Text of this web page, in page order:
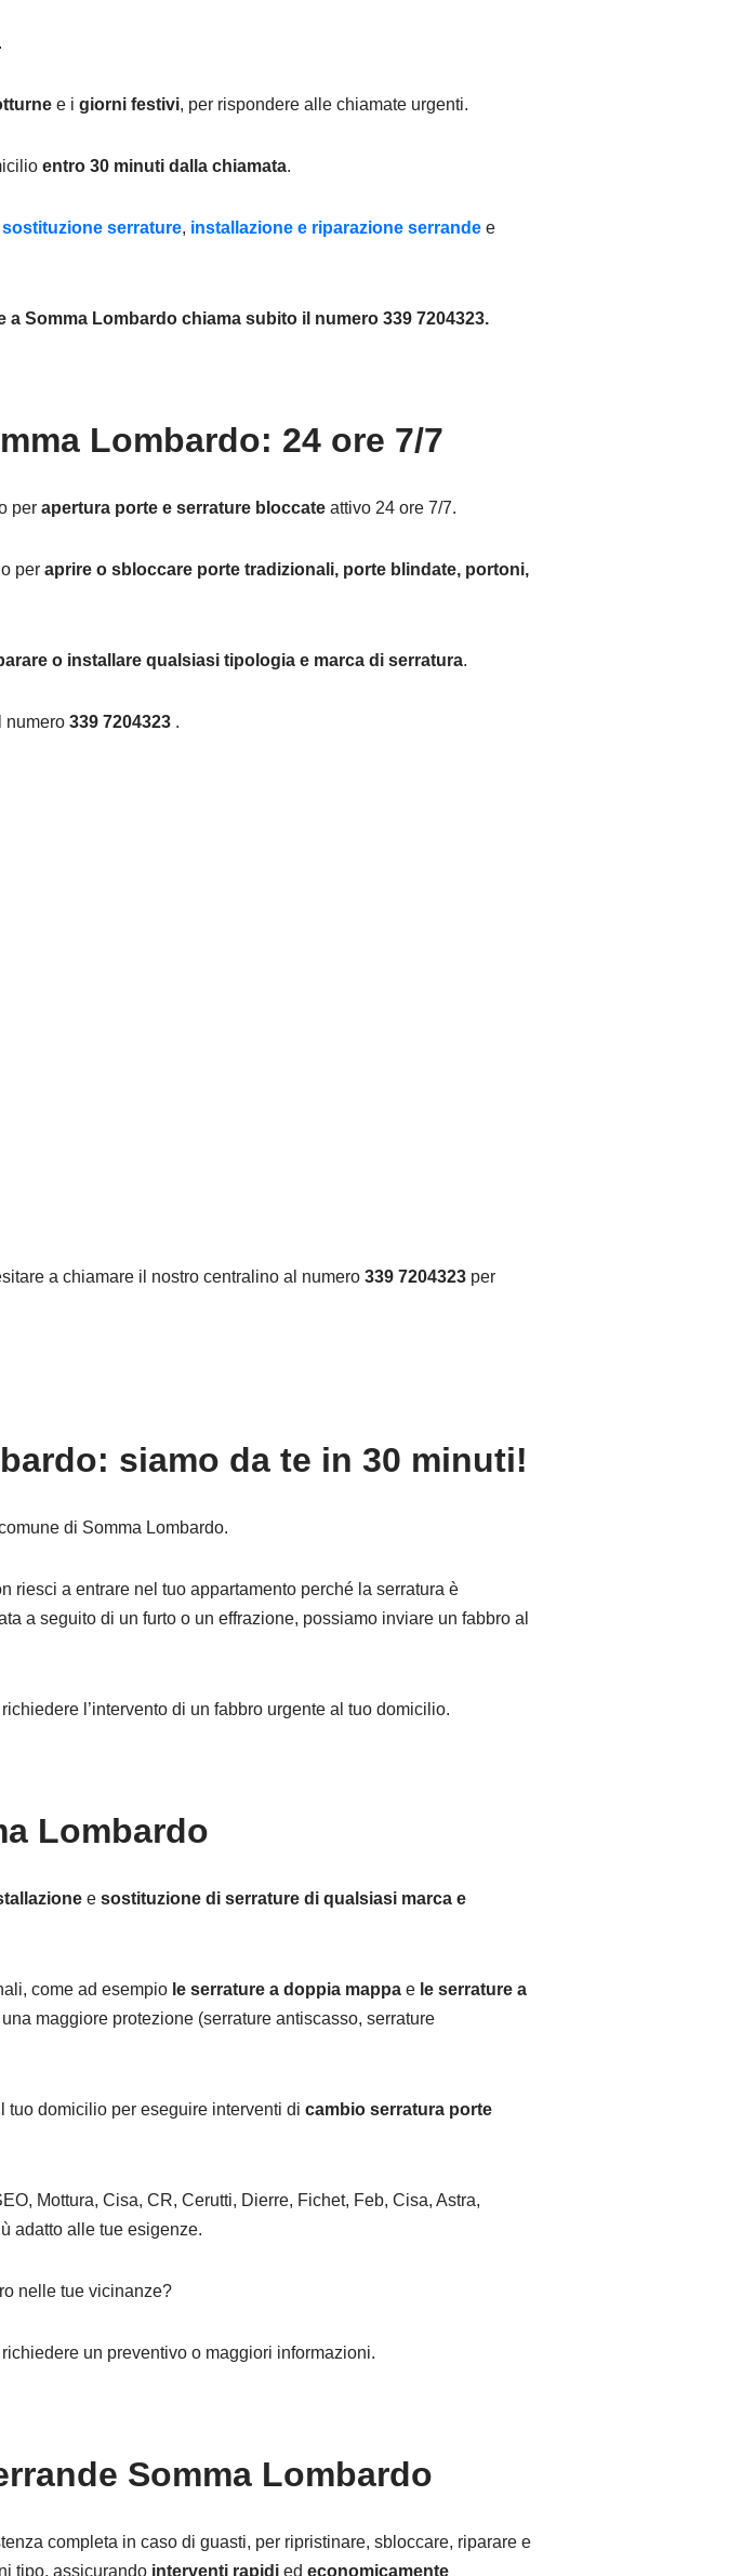
.
e i giorni festivi, per rispondere alle chiamate urgenti.
entro 30 minuti dalla chiamata.
sostituzione serrature, installazione e riparazione serrande e
a Somma Lombardo chiama subito il numero 339 7204323.
Lombardo: 24 ore 7/7
per apertura porte e serrature bloccate attivo 24 ore 7/7.
per aprire o sbloccare porte tradizionali, porte blindate, portoni,
o installare qualsiasi tipologia e marca di serratura.
numero 339 7204323 .
a chiamare il nostro centralino al numero 339 7204323 per
siamo da te in 30 minuti!
di Somma Lombardo.
riesci a entrare nel tuo appartamento perché la serratura è
a seguito di un furto o un effrazione, possiamo inviare un fabbro al
l’intervento di un fabbro urgente al tuo domicilio.
Lombardo
e sostituzione di serrature di qualsiasi marca e
come ad esempio le serrature a doppia mappa e le serrature a
maggiore protezione (serrature antiscasso, serrature
tuo domicilio per eseguire interventi di cambio serratura porte
Mottura, Cisa, CR, Cerutti, Dierre, Fichet, Feb, Cisa, Astra,
adatto alle tue esigenze.
nelle tue vicinanze?
richiedere un preventivo o maggiori informazioni.
Somma Lombardo
completa in caso di guasti, per ripristinare, sbloccare, riparare e
tipo, assicurando interventi rapidi ed economicamente